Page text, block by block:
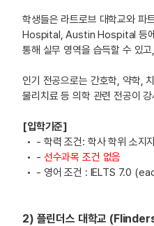
학생들은 라트로브 대학교와 파
Hospital, Austin Hospital 등에
통해 실무 영역을 습득할 수 있
인기 전공으로는 간호학, 약학,
물리치료 등 의학 관련 전공이
[입학기준]
- 학력 조건: 학사 학위 소지
- 선수과목 조건 없음
- 영어 조건 : IELTS 7.0
2) 플린더스 대학교